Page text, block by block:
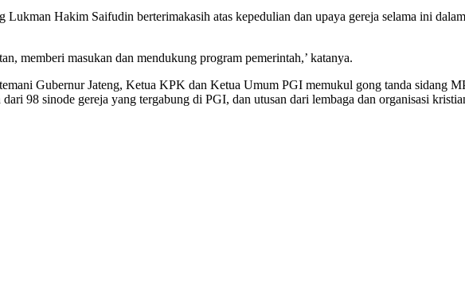
Lukman Hakim Saifudin berterimakasih atas kepedulian dan upaya gereja selama ini
memberi masukan dan mendukung program pemerintah,’ katanya.
Gubernur Jateng, Ketua KPK dan Ketua Umum PGI memukul gong tanda sidang
98 sinode gereja yang tergabung di PGI, dan utusan dari lembaga dan organisasi